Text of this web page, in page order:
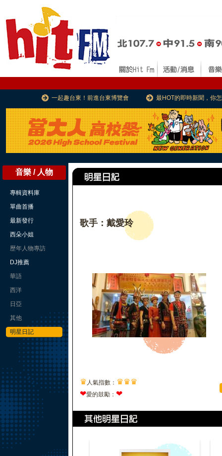
一起趣台東！前進台東博覽會 最HOT的即時新聞，你
音樂 / 人物
專輯資料庫
單曲首播
最新發行
西朵小姐
歷年人物專訪
DJ推薦
華語
西洋
日亞
其他
明星日記
歌手：戴愛玲
♛ 人氣指數： ♛♛♛
❤愛的鼓勵： ❤